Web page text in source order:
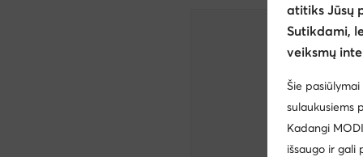
atitiks Jūsų
Sutikdami,
veiksmų
Šie
sulaukusiems
Kadangi
išsaugo ir gali